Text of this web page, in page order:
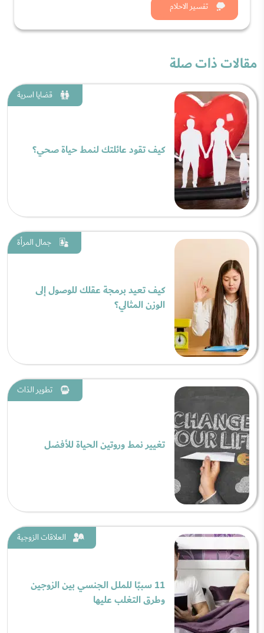
تفسير الاحلام
شاهد الان
مقالات ذات صلة
قضايا اسرية
كيف تقود عائلتك لنمط حياة صحي؟
جمال المرأة
كيف تعيد برمجة عقلك للوصول إلى
الوزن المثالي؟
تطوير الذات
تغيير نمط وروتين الحياة للأفضل
العلاقات الزوجية
11 سببًا للملل الجنسي بين الزوجين
وطرق التغلب عليها